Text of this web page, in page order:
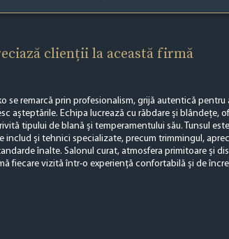
clienții la această firmă
se remarcă prin profesionalism, grijă autentică pentru
așteptările. Echipa lucrează cu răbdare și blândețe,
tipului de blană și temperamentului său. Tunsul
includ și tehnici specializate, precum trimmingul,
înalte. Salonul curat, atmosfera primitoare și
fiecare vizită într-o experiență confortabilă și de